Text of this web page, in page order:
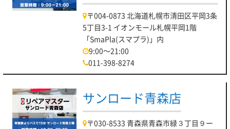
〒004-0873 北海道札幌市清田区平岡3条
5丁目3-1 イオンモール札幌平岡1階
「SmaPla(スマプラ)」内
9:00～21:00
011-398-8274
サンロード青森店
〒030-8533 青森県青森市緑３丁目９ー